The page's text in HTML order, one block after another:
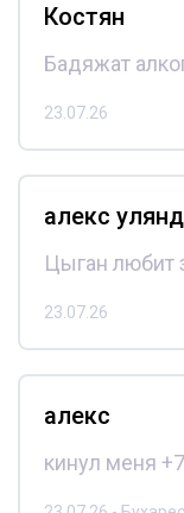
Костян
Бадяжат
23.07.26
алекс
Цыган любит
23.07.26
алекс
кинул меня